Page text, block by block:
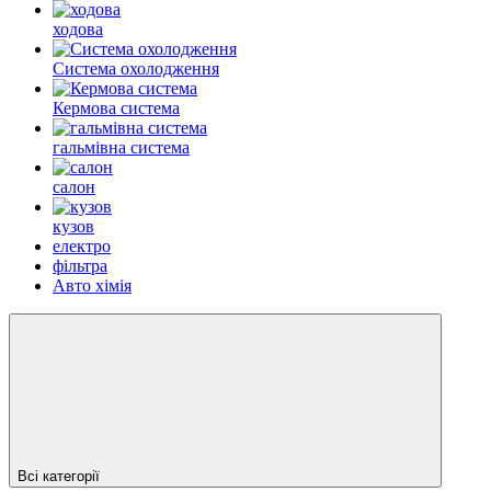
ходова
Система охолодження
Кермова система
гальмівна система
салон
кузов
електро
фільтра
Авто хімія
Всі категорії